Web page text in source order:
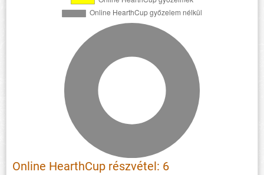
Online HearthCup részvétel: 6